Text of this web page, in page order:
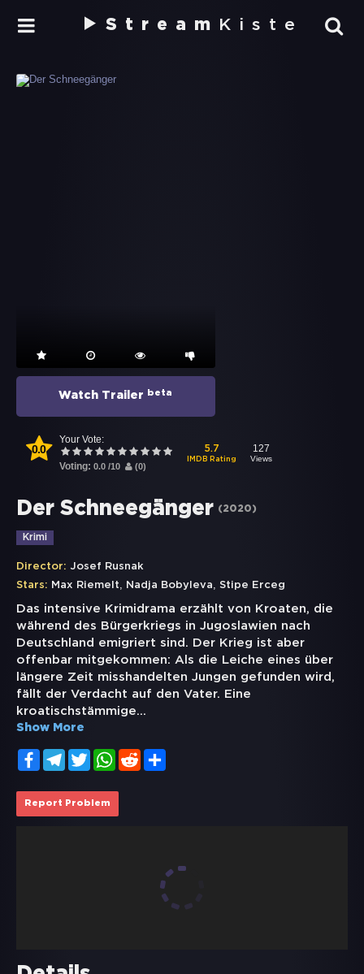
Stream Kiste
Watch Trailer beta
0.0
Your Vote:
Voting: 0.0 /10 (0)
5.7
IMDB Rating
127
Views
Der Schneegänger (2020)
Krimi
Director: Josef Rusnak
Stars: Max Riemelt, Nadja Bobyleva, Stipe Erceg
Das intensive Krimidrama erzählt von Kroaten, die
während des Bürgerkriegs in Jugoslawien nach
Deutschland emigriert sind. Der Krieg ist aber
offenbar mitgekommen: Als die Leiche eines über
längere Zeit misshandelten Jungen gefunden wird,
fällt der Verdacht auf den Vater. Eine
kroatischstämmige...
Show More
FacebookTelegramTwitterWhatsApp
Reddit
Report Problem